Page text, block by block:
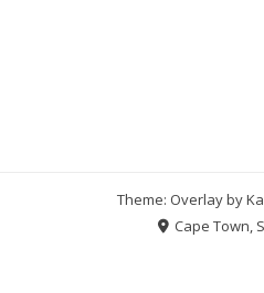
Theme: Overlay by
Cape Town,